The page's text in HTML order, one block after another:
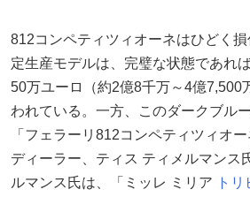
812コンペティツィオーネはひどく
定生産モデルは、完璧な状態であれ
50万ユーロ（約2億8千万～4億7,500
われている。一方、このダークブル
「フェラーリ812コンペティツィオ
ディーラー、ティス ティメルマンス
ルマンス氏は、「ミッレ ミリア
トリ